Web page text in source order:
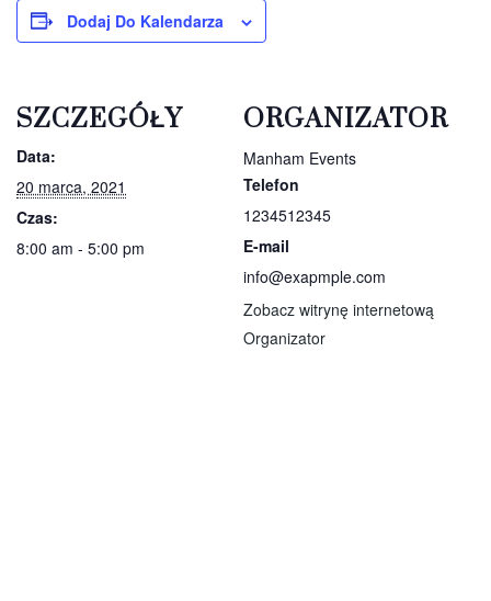
Dodaj Do Kalendarza
SZCZEGÓŁY
Data:
20 marca, 2021
Czas:
8:00 am - 5:00 pm
ORGANIZATOR
Manham Events
Telefon
1234512345
E-mail
info@exapmple.com
Zobacz witrynę internetową
Organizator